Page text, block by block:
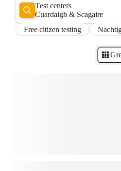
Test centers
Cuardaigh & Scagaire
Free citizen testing